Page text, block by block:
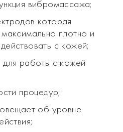
вибромассажа;
которая
плотно и
с кожей;
работы с кожей
процедур;
об уровне